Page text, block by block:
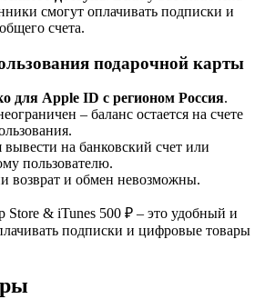
смогут оплачивать подписки и
счета.
подарочной карты
для Apple ID с регионом Россия.
– баланс остается на счете
вывести на банковский счет или
пользователю.
возврат и обмен невозможны.
Store & iTunes 500 ₽ – это удобный и
подписки и цифровые товары